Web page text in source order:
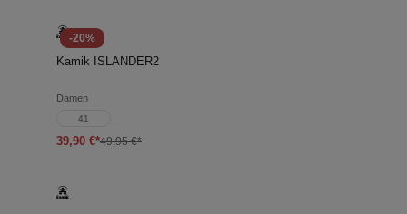
-20%
Kamik ISLANDER2
Damen
41
39,90 €*49,95 €*